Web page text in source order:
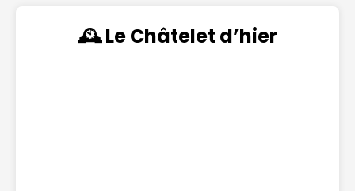
🕰️ Le Châtelet d’hier